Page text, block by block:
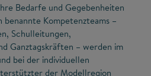
Bedarfe und Gegebenheiten
Kompetenzteams –
Schulleitungen,
Ganztagskräften – werden im
bei der individuellen
der Modellregion